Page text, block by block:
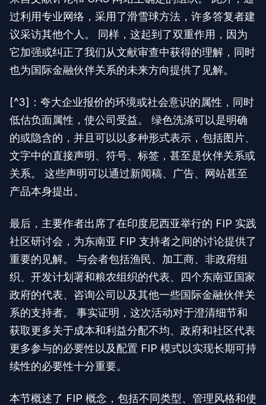
过利用专业网络，采用了滑雪球方法，许多答复者建
议采访其他个人。 同样，这起到了双重作用，因为
它加强或纠正了我们从文献审查中获得的理解，同时
也为国际金融伙伴关系的未来方向提供了见解。
[^3]：夸大企业报价的环境或社会意识的属性，同时
低估负面属性，使公司受益。 绿色洗涤可以是明确
的或隐含的，并且可以以多种形式表示，包括图片、
文字中的直接声明、符号、标签，甚至是伙伴关系或
关系。 这些声明可以通过新闻稿、广告、网站甚至
产品本身提出。
最后，主要作者出席了在印度尼西亚举行的 FIP 实践
社区研讨会，为东南亚 FIP 支持者之间的讨论提供了
重要的见解。 与会者包括渔民、加工商、非政府组
织、开发计划署和粮农组织的代表、四个东南亚国家
政府的代表、咨询公司以及其他一些国际金融伙伴关
系的支持者。 事实证明，这次活动对于澄清细节和
获取更多关于成本和利益分配不均、政府和社区代表
更多参与的必要性以及配置 FIP 模式以实现长期可持
续性的必要性十分重要。
本节概述了 FIP 概念，包括不同类型、管理风格和使